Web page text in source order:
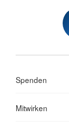
Spenden
Mitwirken